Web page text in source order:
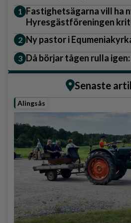
Fastighetsägarna vill ha
Hyresgästföreningen
Ny pastor i
Då börjar tågen rulla
Senaste
Alingsås